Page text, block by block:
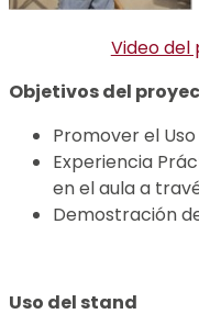
Video
Objetivos del
Promover el
Experiencia
en el aula a
Demostración
Uso del stand